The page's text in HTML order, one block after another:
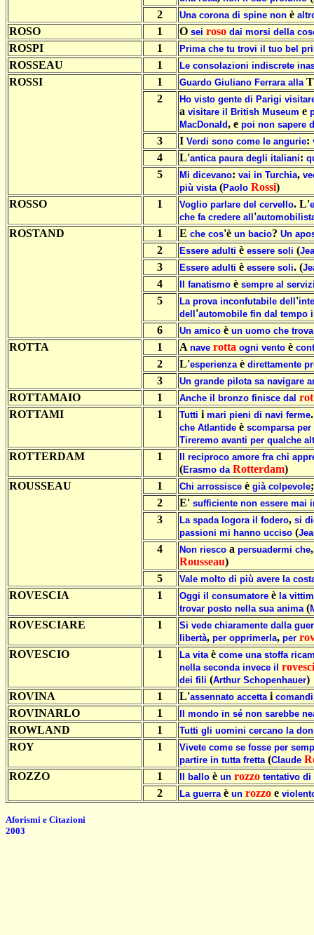
2 Una corona di spine non è
ROSO 1 O sei roso dai morsi della
ROSPI 1 Prima che tu trovi il tuo bel
ROSSEAU 1 Le consolazioni indiscrete
ROSSI 1 Guardo Giuliano Ferrara alla
2
Ho visto gente di Parigi
a visitare il British Museum e
MacDonald, e poi non sapere
3 I Verdi sono come le angurie:
4 L'antica paura degli italiani:
5 Mi dicevano: vai in Turchia,
più vista (Paolo Rossi)
ROSSO
1 Voglio parlare del cervello. L'
che fa credere all '
ROSTAND 1 E che cos'è un bacio? Un
2 Essere adulti è essere soli (
3 Essere adulti è essere soli. (
4 fanatismo è sempre al
5 La prova inconfutabile dell '
dell 'automobile fin dal tempo
6 Un amico è un uomo che trova
ROTTA 1 A nave rotta ogni vento è
2 L'esperienza è direttamente
3 Un grande pilota sa navigare
ROTTAMAIO 1 Anche il bronzo finisce dal
ROTTAMI
1 Tutti i mari pieni di navi ferme
che Atlantide è scomparsa per
Tireremo avanti per qualche
ROTTERDAM 1 reciproco amore fra chi
(Erasmo da Rotterdam)
ROUSSEAU
1 Chi arrossisce è già colpevole
2
E' sufficiente non essere mai
3 La spada logora il fodero, si
passioni mi hanno ucciso (
4 Non riesco a persuadermi che
Rousseau)
5
Vale molto di più avere la
ROVESCIA 1 Oggi il consumatore è la
trovar posto nella sua anima (
ROVESCIARE 1 Si vede chiaramente dalla
libertà, per opprimerla, per
ROVESCIO
1 La vita è come una stoffa
nella seconda invece il
dei fili (Arthur Schopenhauer)
ROVINA
1 L'assennato accetta i comandi
ROVINARLO
1 mondo in sé non sarebbe
ROWLAND 1 Tutti gli uomini cercano la
ROY 1 Vivete come se fosse per
partire in tutta fretta (Claude
ROZZO
1 ballo è un rozzo tentativo di
2 La guerra è un rozzo e
Aforismi e Citazioni
2003